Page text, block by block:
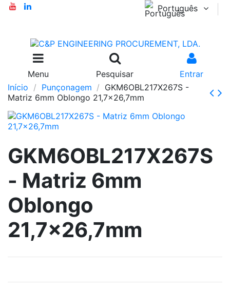
Português
Menu Pesquisar
Entrar
Início
Punçonagem
GKM6OBL217X267S -
Matriz 6mm Oblongo 21,7x26,7mm
GKM6OBL217X267S
- Matriz 6mm
Oblongo
21,7x26,7mm